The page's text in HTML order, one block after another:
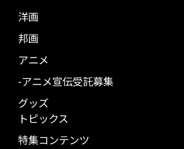
洋画
邦画
アニメ
-アニメ宣伝受託募集
グッズ
トピックス
特集コンテンツ